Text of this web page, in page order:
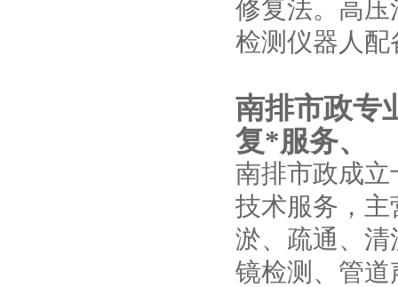
修复法。高
检测仪器人配
南排市政专
复*服务、
南排市政成
技术服务，
淤、疏通、
镜检测、管